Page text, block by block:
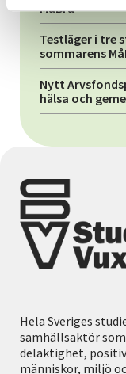
MåBra
Testläger i tre
sommarens
Nytt
hälsa och
Hela Sveriges
samhällsaktör
delaktighet,
människor, miljö